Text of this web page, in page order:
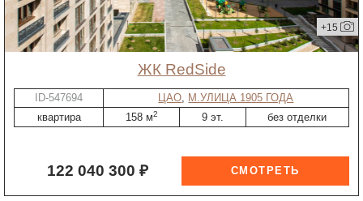
+15
ЖК RedSide
ID-547694 ЦАО, М.УЛИЦА 1905 ГОДА
квартира
158 м2 9 эт. без отделки
122 040 300 ₽